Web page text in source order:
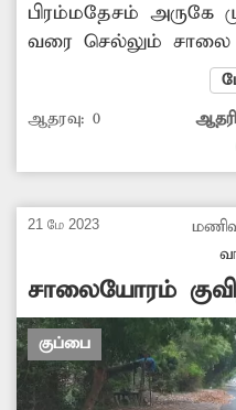
பிரம்மதேசம் அருகே
வரை செல்லும்
போக்குவரத்துக்கு
உள்ளது. இதனால்
வாகன ஓட்டிகள் நத்தை
செல்லும் நிலை
விபத்துகளும்
சாலையை சீரமைக்க
அதிகாரிகள்
ஆதரவு: 0
21 மே 2023
சாலையோரம்
மரக்குப்பைகள்
குப்பை